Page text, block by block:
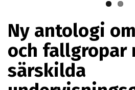
Ny antologi
och fallgropar
särskilda